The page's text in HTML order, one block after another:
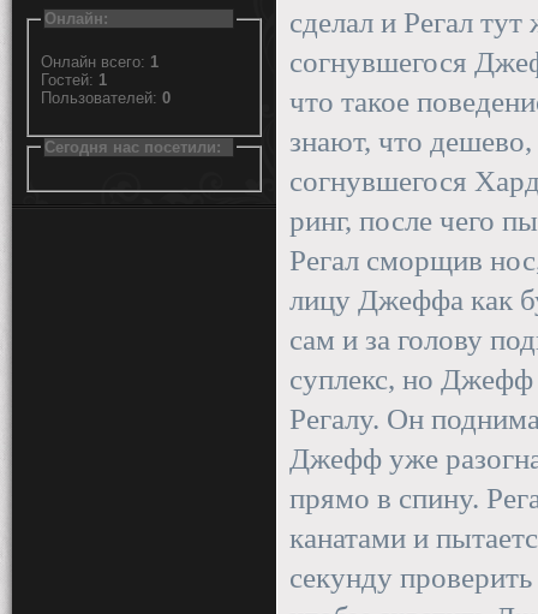
Онлайн:
Онлайн всего: 1
Гостей: 1
Пользователей: 0
Сегодня нас посетили:
сделал и Регал
согнувшегося
что такое
знают, что
согнувшегося
ринг, после чего
Регал сморщив
лицу Джеффа как
сам и за голову
суплекс, но Джефф
Регалу. Он
Джефф уже
прямо в спину.
канатами и
секунду